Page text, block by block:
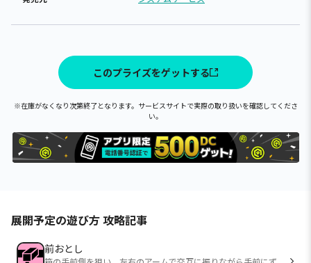
このプライズをゲットする
※在庫がなくなり次第終了となります。サービスサイトで実際の取り扱いを確認してくださ
い。
展開予定の遊び方 攻略記事
前おとし